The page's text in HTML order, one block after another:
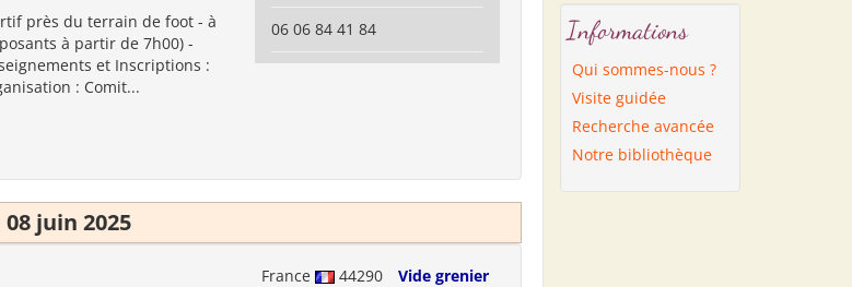
près du terrain de foot - à
à partir de 7h00) -
et Inscriptions :
: Comit...
06 06 84 41 84
juin 2025
France 44290 Vide grenier
Informations
Qui sommes-nous ?
Visite guidée
Recherche avancée
Notre bibliothèque